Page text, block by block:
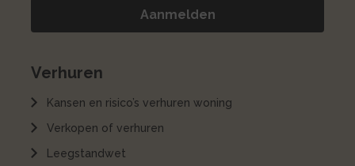
Verhuren
Kansen en risico’s verhuren woning
Verkopen of verhuren
Leegstandwet